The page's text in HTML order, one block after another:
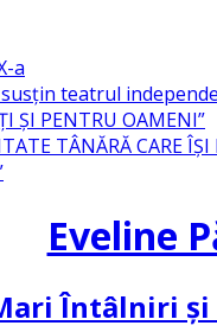
a
teatrul
ȘI PENTRU OAMENI”
TÂNĂRĂ CARE ÎȘI
Eveline
Întâlniri